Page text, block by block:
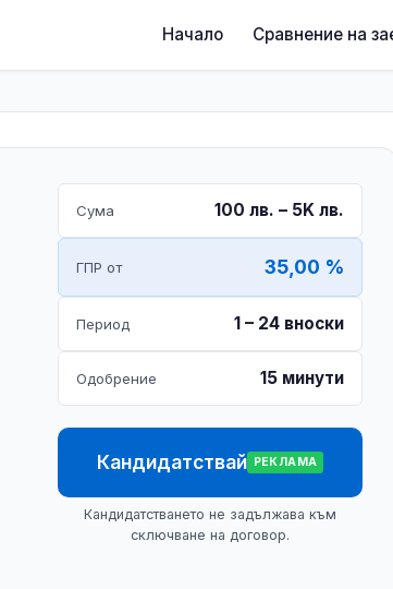
Начало Сравнение на
Сума 100 лв. – 5K лв.
ГПР от 35,00 %
Период 1 – 24 вноски
Одобрение 15 минути
Кандидатствай РЕКЛАМА
Кандидатстването не задължава към
сключване на договор.